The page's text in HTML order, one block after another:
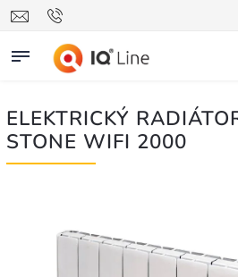
ELEKTRICKÝ
STONE WIFI 2000